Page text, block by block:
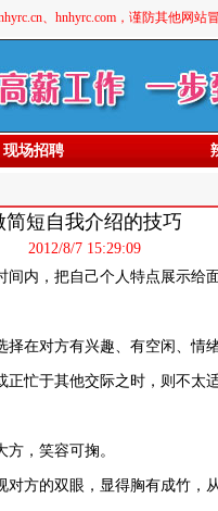
、hnhyrc.com，谨防其他网站
现场招聘
简短自我介绍的技巧
2012/8/7 15:29:09
内，把自己个人特点展示给
在对方有兴趣、有空闲、情
忙于其他交际之时，则不太
，笑容可掬。
方的双眼，显得胸有成竹，从